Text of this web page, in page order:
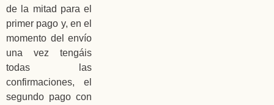
de la mitad para el
primer pago y, en el
momento del envío
una vez tengáis
todas las
confirmaciones, el
segundo pago con